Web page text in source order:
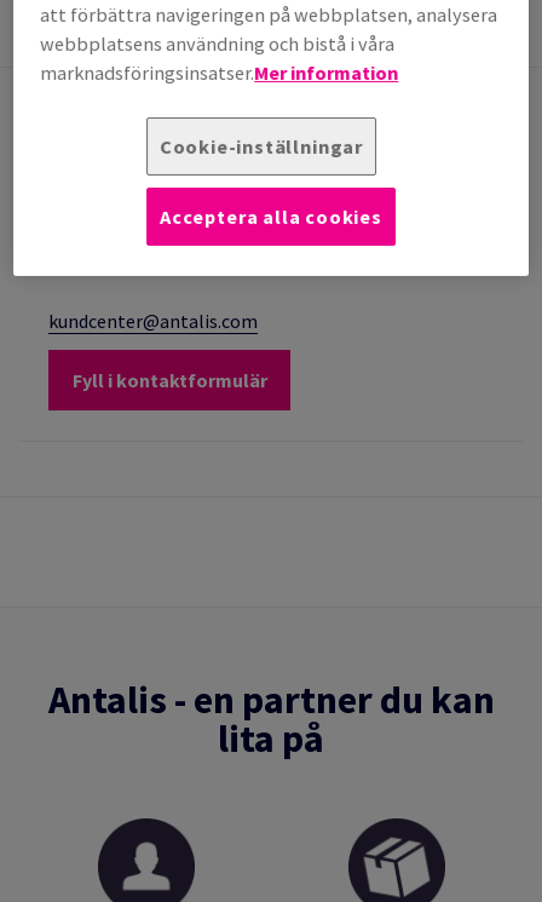
KONTAKTA OSS
kundcenter@antalis.com
Fyll i kontaktformulär
Antalis - en partner du kan
lita på
att förbättra navigeringen på webbplatsen, analysera
webbplatsens användning och bistå i våra
marknadsföringsinsatser.Mer information
Cookie-inställningar
Acceptera alla cookies